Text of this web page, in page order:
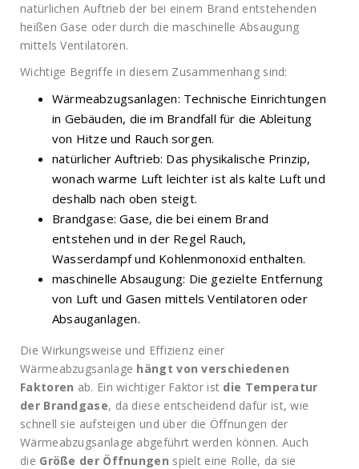
natürlichen Auftrieb der bei einem Brand entstehenden
heißen Gase oder durch die maschinelle Absaugung
mittels Ventilatoren.
Wichtige Begriffe in diesem Zusammenhang sind:
Wärmeabzugsanlagen: Technische Einrichtungen
in Gebäuden, die im Brandfall für die Ableitung
von Hitze und Rauch sorgen.
natürlicher Auftrieb: Das physikalische Prinzip,
wonach warme Luft leichter ist als kalte Luft und
deshalb nach oben steigt.
Brandgase: Gase, die bei einem Brand
entstehen und in der Regel Rauch,
Wasserdampf und Kohlenmonoxid enthalten.
maschinelle Absaugung: Die gezielte Entfernung
von Luft und Gasen mittels Ventilatoren oder
Absauganlagen.
Die Wirkungsweise und Effizienz einer
Wärmeabzugsanlage hängt von verschiedenen
Faktoren ab. Ein wichtiger Faktor ist die Temperatur
der Brandgase, da diese entscheidend dafür ist, wie
schnell sie aufsteigen und über die Öffnungen der
Wärmeabzugsanlage abgeführt werden können. Auch
die Größe der Öffnungen spielt eine Rolle, da sie